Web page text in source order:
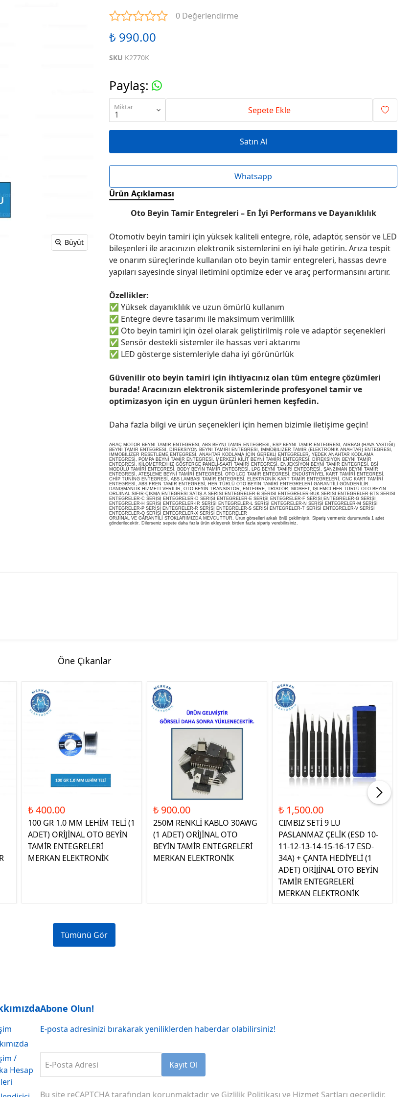
R SERİSİ ENTEGRELER
KARIŞIK SERİ ENTEGRELER
Büyüt
0 Değerlendirme
₺ 990.00
SKU K2770K
Paylaş:
Miktar Sepete Ekle
Satın Al
Whatsapp
Ürün Açıklaması
Oto Beyin Tamir Entegreleri – En İyi Performans ve Dayanıklılık
Otomotiv beyin tamiri için yüksek kaliteli entegre, röle, adaptör, sensör ve LED
bileşenleri ile aracınızın elektronik sistemlerini en iyi hale getirin. Arıza tespit
ve onarım süreçlerinde kullanılan oto beyin tamir entegreleri, hassas devre
yapıları sayesinde sinyal iletimini optimize eder ve araç performansını artırır.
Özellikler:
✅ Yüksek dayanıklılık ve uzun ömürlü kullanım
✅ Entegre devre tasarımı ile maksimum verimlilik
✅ Oto beyin tamiri için özel olarak geliştirilmiş role ve adaptör seçenekleri
✅ Sensör destekli sistemler ile hassas veri aktarımı
✅ LED gösterge sistemleriyle daha iyi görünürlük
Güvenilir oto beyin tamiri için ihtiyacınız olan tüm entegre çözümleri
burada! Aracınızın elektronik sistemlerinde profesyonel tamir ve
optimizasyon için en uygun ürünleri hemen keşfedin.
Daha fazla bilgi ve ürün seçenekleri için hemen bizimle iletişime geçin!
ARAÇ MOTOR BEYNİ TAMİR ENTEGRESİ, ABS BEYNİ TAMİR ENTEGRESİ, ESP BEYNİ TAMİR ENTEGRESİ, AİRBAG (HAVA YASTIĞI)
BEYNİ TAMİR ENTEGRESİ, DİREKSİYON BEYNİ TAMİRİ ENTEGRESİ, İMMOBİLİZER TAMİR (ELEKTRONİK ANAHTAR) ENTEGRESİ,
İMMOBİLİZER RESETLEME ENTEGRESİ, ANAHTAR KODLAMA İÇİN GEREKLİ ENTEGRELER, YEDEK ANAHTAR KODLAMA
ENTEGRESİ, POMPA BEYNİ TAMİR ENTEGRESİ, MERKEZİ KİLİT BEYNİ TAMİRİ ENTEGRESİ, DİREKSİYON BEYNİ TAMİR
ENTEGRESİ, KİLOMETRE/HIZ GÖSTERGE PANELİ-SAATİ TAMİRİ ENTEGRESİ, ENJEKSİYON BEYNİ TAMİR ENTEGRESİ, BSİ
MODÜLÜ TAMİRİ ENTEGRESİ, BODY BEYİN TAMİR ENTEGRESİ, LPG BEYNİ TAMİRİ ENTEGRESİ, ŞANZIMAN BEYNİ TAMİR
ENTEGRESİ, ATEŞLEME BEYNİ TAMİRİ ENTEGRESİ, OTO LCD TAMİR ENTEGRESİ, ENDÜSTRİYEL KART TAMİRİ ENTEGRESİ,
CHİP TUNİNG ENTEGRESİ, ABS LAMBASI TAMİR ENTEGRESİ, ELEKTRONİK KART TAMİR ENTEGRELERİ, CNC KART TAMİRİ
ENTEGRESİ, ABS FREN TAMİR ENTEGRESİ, HER TÜRLÜ OTO BEYİN TAMİRİ ENTEGRELERİ GARANTİLİ GÖNDERİLİR.
DANIŞMANLIK HİZMETİ VERİLİR, OTO BEYİN TRANSİSTÖR, ENTEGRE, TRİSTÖR, MOSFET, İŞLEMCİ HER TÜRLÜ OTO BEYİN
ORİJİNAL SIFIR-ÇIKMA ENTEGRESİ SATIŞ.A SERİSİ ENTEGRELER-B SERİSİ ENTEGRELER-BUK SERİSİ ENTEGRELER-BTS SERİSİ
ENTEGRELER-C SERİSİ ENTEGRELER-D SERİSİ ENTEGRELER-E SERİSİ ENTEGRELER-F SERİSİ ENTEGRELER-G SERİSİ
ENTEGRELER-H SERİSİ ENTEGRELER-IR SERİSİ ENTEGRELER-L SERİSİ ENTEGRELER-N SERİSİ ENTEGRELER-M SERİSİ
ENTEGRELER-P SERİSİ ENTEGRELER-R SERİSİ ENTEGRELER-S SERİSİ ENTEGRELER-T SERİSİ ENTEGRELER-V SERİSİ
ENTEGRELER-Q SERİSİ ENTEGRELER-X SERİSİ ENTEGRELER
ORiJİNAL VE GARANTİLİ STOKLARIMIZDA MEVCUTTUR. Ürün görselleri arkalı önlü çekilmiştir. Sipariş vermeniz durumunda 1 adet
gönderilecektir. Dilerseniz sepete daha fazla ürün ekleyerek birden fazla sipariş verebilirsiniz.
Öne Çıkanlar
₺ 400.00
100 GR 1.0 MM LEHİM TELİ (1
ADET) ORİJİNAL OTO BEYİN
TAMİR ENTEGRELERİ
MERKAN ELEKTRONİK
₺ 900.00
250M RENKLİ KABLO 30AWG
(1 ADET) ORİJİNAL OTO
BEYİN TAMİR ENTEGRELERİ
MERKAN ELEKTRONİK
₺ 1,500.00
CIMBIZ SETİ 9 LU
PASLANMAZ ÇELİK (ESD 10-
11-12-13-14-15-16-17 ESD-
34A) + ÇANTA HEDİYELİ (1
ADET) ORİJİNAL OTO BEYİN
TAMİR ENTEGRELERİ
MERKAN ELEKTRONİK
Tümünü Gör
/
Hesap
Abone Olun!
E-posta adresinizi bırakarak yeniliklerden haberdar olabilirsiniz!
E-Posta Adresi Kayıt Ol
Bu site reCAPTCHA tarafından korunmaktadır ve Gizlilik Politikası ve Hizmet Şartları geçerlidir.